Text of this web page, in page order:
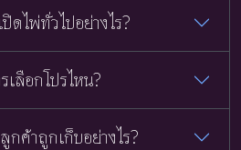
ดไพ่ทั่วไปอย่างไร?
ลือกโปรไหน?
ค้าถูกเก็บอย่างไร?